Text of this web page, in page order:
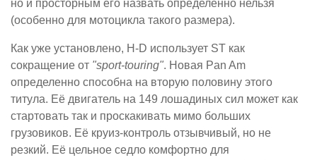
но и просторным его назвать определенно нельзя
(особенно для мотоцикла такого размера).
Как уже установлено, H-D использует ST как
сокращение от "sport-touring". Новая Pan Am
определенно способна на вторую половину этого
титула. Её двигатель на 149 лошадиных сил может как
стартовать так и проскакивать мимо больших
грузовиков. Её круиз-контроль отзывчивый, но не
резкий. Её цельное седло комфортно для